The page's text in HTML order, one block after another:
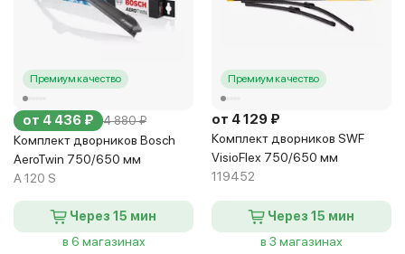
Премиум качество
от 4 436 ₽ 4 880 ₽
Комплект дворников Bosch
AeroTwin 750/650 мм
A 120 S
Через 15 мин
в 6 магазинах
Премиум качество
от 4 129 ₽
Комплект дворников SWF
VisioFlex 750/650 мм
119452
Через 15 мин
в 3 магазинах